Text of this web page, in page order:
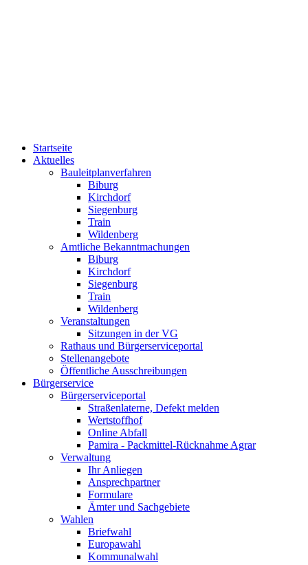
Startseite
Aktuelles
Bauleitplanverfahren
Biburg
Kirchdorf
Siegenburg
Train
Wildenberg
Amtliche Bekanntmachungen
Biburg
Kirchdorf
Siegenburg
Train
Wildenberg
Veranstaltungen
Sitzungen in der VG
Rathaus und Bürgerserviceportal
Stellenangebote
Öffentliche Ausschreibungen
Bürgerservice
Bürgerserviceportal
Straßenlaterne, Defekt melden
Wertstoffhof
Online Abfall
Pamira - Packmittel-Rücknahme Agrar
Verwaltung
Ihr Anliegen
Ansprechpartner
Formulare
Ämter und Sachgebiete
Wahlen
Briefwahl
Europawahl
Kommunalwahl